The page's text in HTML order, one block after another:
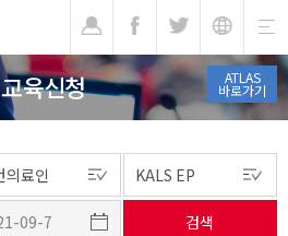
ATLAS
바로가기
교육신청